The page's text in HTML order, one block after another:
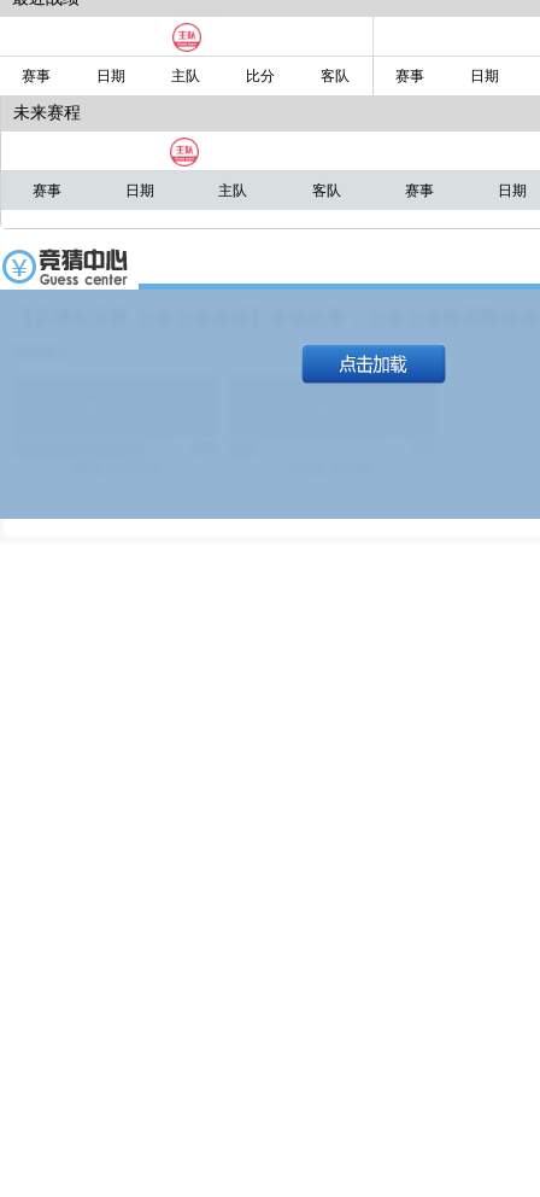
赛事 日期 主队 比分 客队 赛事 日期
未来赛程
赛事 日期 主队 客队 赛事 日期